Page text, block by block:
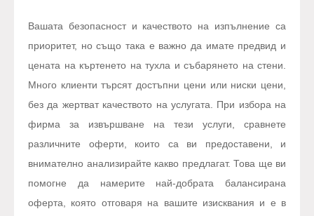
Вашата безопасност и качеството на изпълнение са
приоритет, но също така е важно да имате предвид и
цената на къртенето на тухла и събарянето на стени.
Много клиенти търсят достъпни цени или ниски цени,
без да жертват качеството на услугата. При избора на
фирма за извършване на тези услуги, сравнете
различните оферти, които са ви предоставени, и
внимателно анализирайте какво предлагат. Това ще ви
помогне да намерите най-добрата балансирана
оферта, която отговаря на вашите изисквания и е в